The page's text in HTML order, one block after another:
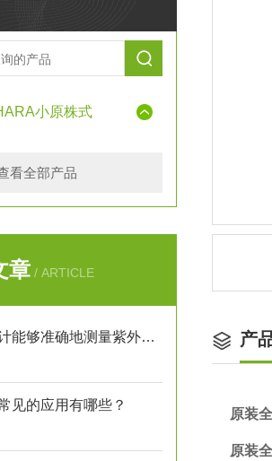
小原株式
看全部产品
章 / ARTICLE
紫外幅射照度计能够准确地测量紫外线的辐射强度
见的应用有哪些？
产
原装
原装